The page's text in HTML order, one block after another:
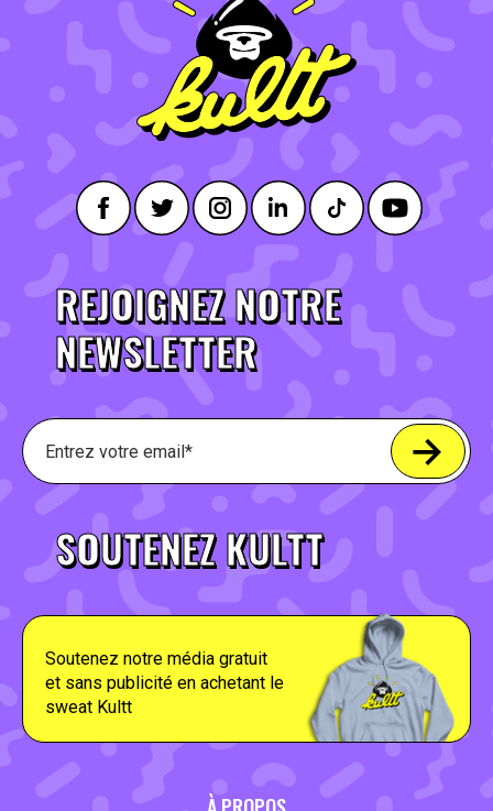
REJOIGNEZ NOTRE
NEWSLETTER
SOUTENEZ KULTT
Soutenez notre média gratuit
et sans publicité en achetant le
sweat Kultt